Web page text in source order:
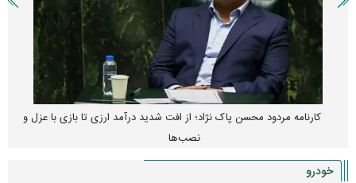
کارنامه مردود محسن پاک‌ نژاد؛ از افت شدید درآمد ارزی تا بازی با عزل و
نصب‌ها
خودرو